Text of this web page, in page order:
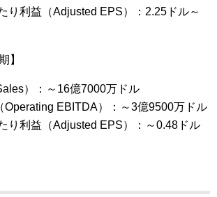
り利益（Adjusted EPS）：2.25ドル～
】
）：～16億7000万ドル
Operating EBITDA）：～3億9500万ドル
り利益（Adjusted EPS）：～0.48ドル